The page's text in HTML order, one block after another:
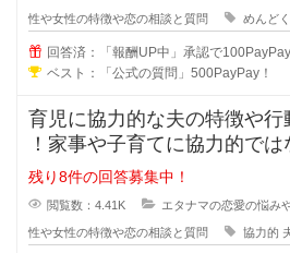
性や女性の特徴や恋の相談と質問 めんど
回答済：「報酬UP中」承認で100PayPay
ベスト：「公式の質問」500PayPay！
育児に協力的な夫の特徴や
！家事や子育てに協力的で
すが、積極的に協力してくれ
残り8件の回答募集中！
閲覧数：4.41K エタナマの恋愛の悩み
性や女性の特徴や恋の相談と質問 協力的